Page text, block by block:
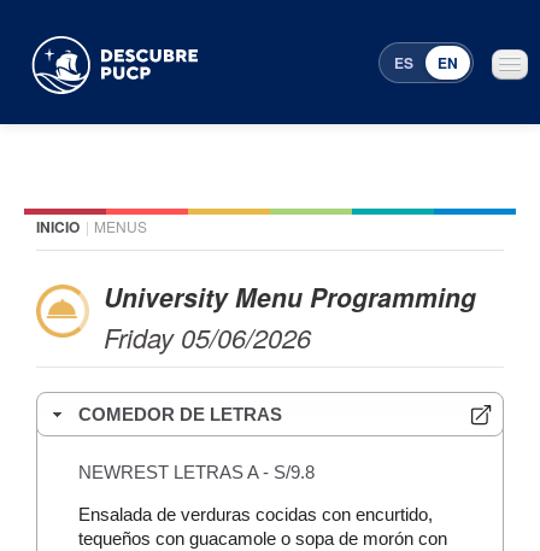
ES EN
Places
Featured events
Menu Programming
INICIO | MENUS
University Menu Programming
Friday 05/06/2026
COMEDOR DE LETRAS
NEWREST LETRAS A - S/9.8
Ensalada de verduras cocidas con encurtido,
tequeños con guacamole o sopa de morón con